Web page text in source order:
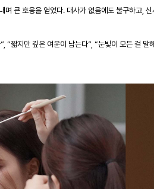
호응을 얻었다. 대사가 없음에도 불구하고,
짧지만 깊은 여운이 남는다”, “눈빛이 모든 걸